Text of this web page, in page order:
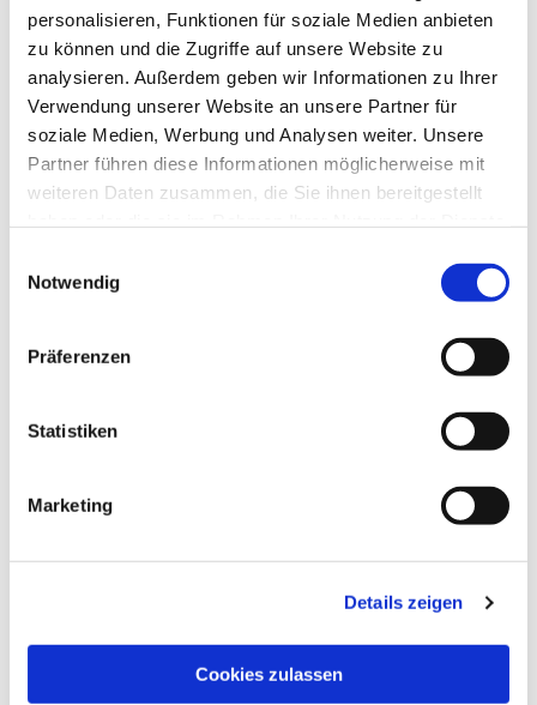
personalisieren, Funktionen für soziale Medien anbieten
zu können und die Zugriffe auf unsere Website zu
analysieren. Außerdem geben wir Informationen zu Ihrer
Verwendung unserer Website an unsere Partner für
soziale Medien, Werbung und Analysen weiter. Unsere
Partner führen diese Informationen möglicherweise mit
weiteren Daten zusammen, die Sie ihnen bereitgestellt
Notwendig
Präferenzen
Statistiken
Marketing
Details zeigen
Cookies zulassen